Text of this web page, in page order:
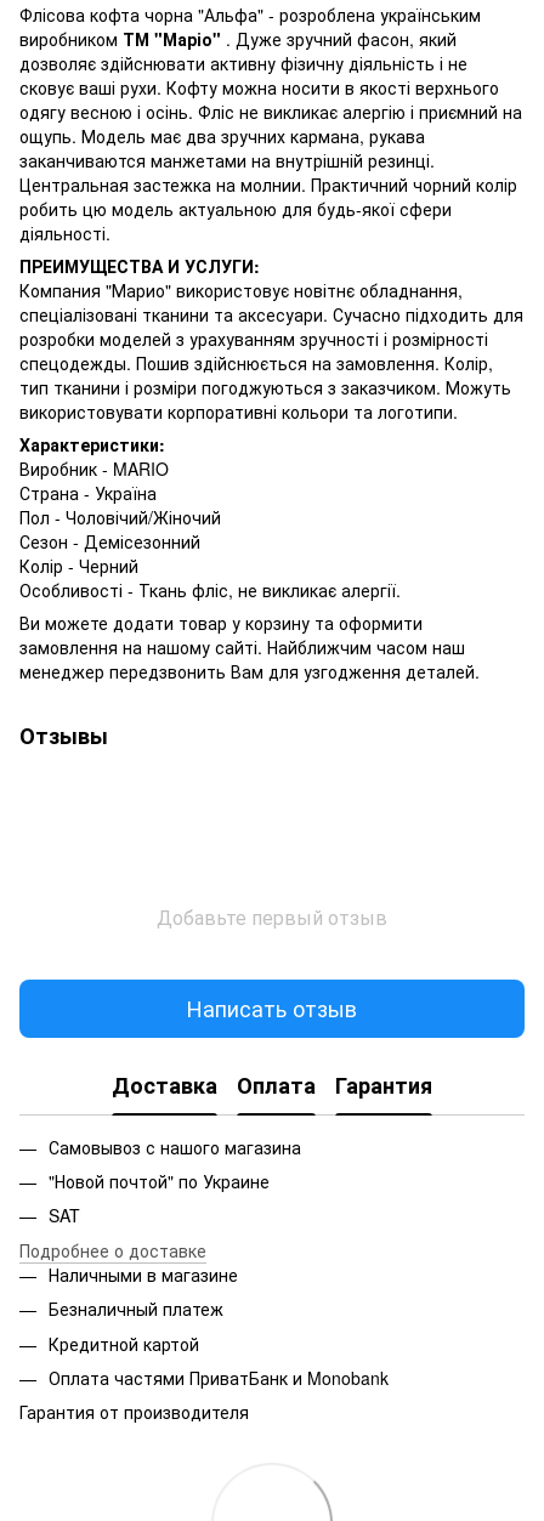
Флісова кофта чорна "Альфа" - розроблена українським
виробником ТМ "Маріо" . Дуже зручний фасон, який
дозволяє здійснювати активну фізичну діяльність і не
сковує ваші рухи. Кофту можна носити в якості верхнього
одягу весною і осінь. Фліс не викликає алергію і приємний на
ощупь. Модель має два зручних кармана, рукава
заканчиваются манжетами на внутрішній резинці.
Центральная застежка на молнии. Практичний чорний колір
робить цю модель актуальною для будь-якої сфери
діяльності.
ПРЕИМУЩЕСТВА И УСЛУГИ:
Компания "Марио" використовує новітнє обладнання,
спеціалізовані тканини та аксесуари. Сучасно підходить для
розробки моделей з урахуванням зручності і розмірності
спецодежды. Пошив здійснюється на замовлення. Колір,
тип тканини і розміри погоджуються з заказчиком. Можуть
використовувати корпоративні кольори та логотипи.
Характеристики:
Виробник - MARIO
Страна - Україна
Пол - Чоловічий/Жіночий
Сезон - Демісезонний
Колір - Черний
Особливості - Ткань фліс, не викликає алергії.
Ви можете додати товар у корзину та оформити
замовлення на нашому сайті. Найближчим часом наш
менеджер передзвонить Вам для узгодження деталей.
Отзывы
Добавьте первый отзыв
Написать отзыв
Доставка Оплата Гарантия
Самовывоз с нашого магазина
"Новой почтой" по Украине
SAT
Подробнее о доставке
Наличными в магазине
Безналичный платеж
Кредитной картой
Оплата частями ПриватБанк и Monobank
Гарантия от производителя